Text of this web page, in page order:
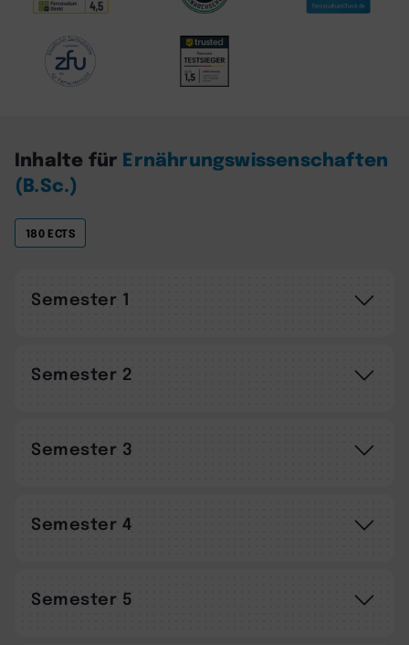
Inhalte für Ernährungswissenschaften
(B.Sc.)
180 ECTS
Semester 1
Semester 2
Semester 3
Semester 4
Semester 5